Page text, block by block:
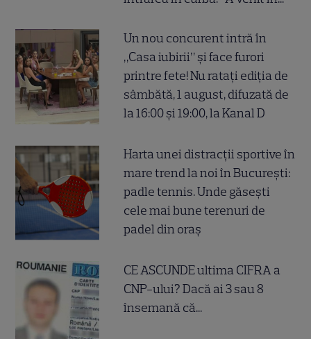
Un nou concurent intră în
„Casa iubirii” și face furori
printre fete! Nu ratați ediția de
sâmbătă, 1 august, difuzată de
la 16:00 și 19:00, la Kanal D
Harta unei distracții sportive în
mare trend la noi în București:
padle tennis. Unde găsești
cele mai bune terenuri de
padel din oraș
CE ASCUNDE ultima CIFRA a
CNP-ului? Dacă ai 3 sau 8
însemană că...